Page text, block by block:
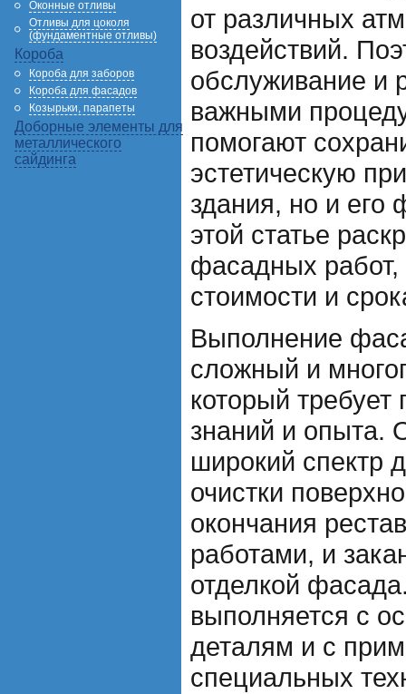
Оконные отливы
Отливы для цоколя
(фундаментные отливы)
Короба
Короба для заборов
Короба для фасадов
Козырьки, парапеты
Доборные элементы для
металлического
сайдинга
от различных
воздействий.
обслуживание и
важными
помогают
эстетическую
здания, но и его
этой статье
фасадных
стоимости и
Выполнение
сложный и
который
знаний и опыта.
широкий спектр
очистки
окончания
работами, и
отделкой
выполняется с
деталям и с
специальных